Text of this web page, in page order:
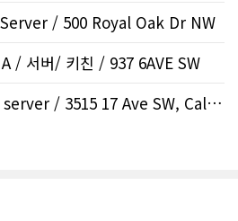
/ 500 Royal Oak Dr NW
/ 서버/ 키친 / 937 6AVE SW
Bow bulgogi house / server / 3515 17 Ave SW, Calgar..